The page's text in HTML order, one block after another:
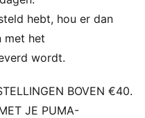
hebt, hou er dan
met het
wordt.
BOVEN €40.
JE PUMA-